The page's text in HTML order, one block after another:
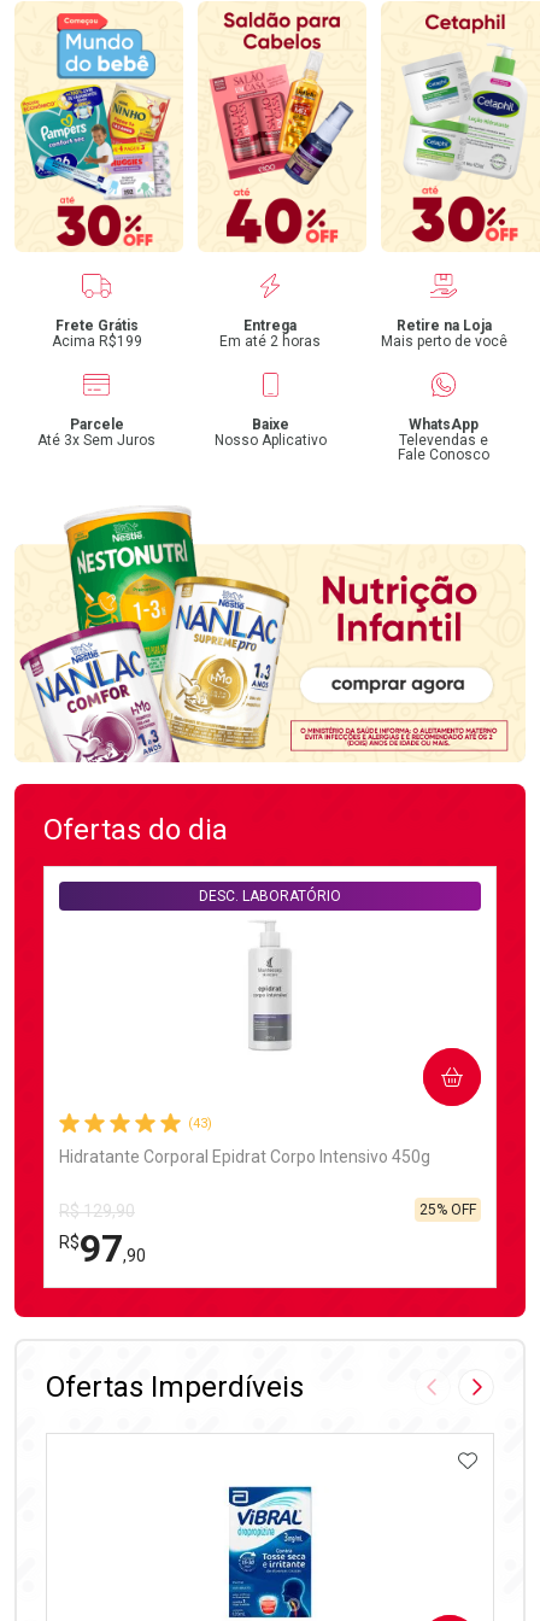
Benefícios
Frete Grátis
Acima R$199
Entrega
Em até 2 horas
Retire na Loja
Mais perto de você
Parcele
Até 3x Sem Juros
Baixe
Nosso Aplicativo
WhatsApp
Televendas e
Fale Conosco
Ofertas do dia
(43)
Hidratante Corporal Epidrat Corpo Intensivo 450g
DESC. LABORATÓRIO
R$ 129,90
R$97,90
25% OFF
COMPRAR
FECHAR
FECHAR
Ofertas Imperdíveis Imagem